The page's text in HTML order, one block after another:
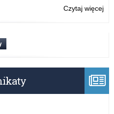
Czytaj więcej